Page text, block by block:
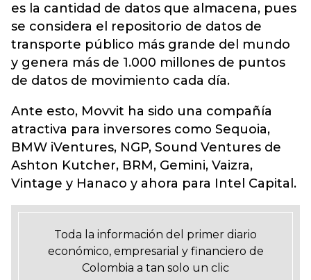
es la cantidad de datos que almacena, pues
se considera el repositorio de datos de
transporte público más grande del mundo
y genera más de 1.000 millones de puntos
de datos de movimiento cada día.
Ante esto, Movvit ha sido una compañía
atractiva para inversores como Sequoia,
BMW iVentures, NGP, Sound Ventures de
Ashton Kutcher, BRM, Gemini, Vaizra,
Vintage y Hanaco y ahora para Intel Capital.
Toda la información del primer diario
económico, empresarial y financiero de
Colombia a tan solo un clic